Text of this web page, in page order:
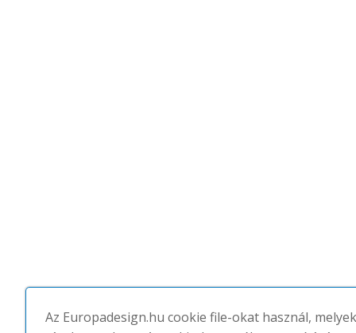
Az Europadesign.hu cookie file-okat használ,